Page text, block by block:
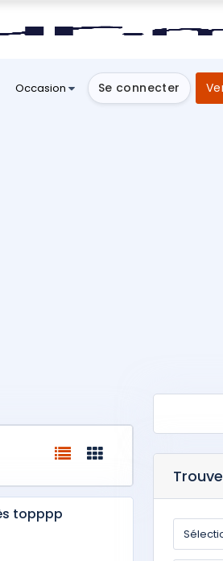
Occasion Se connecter
topppp